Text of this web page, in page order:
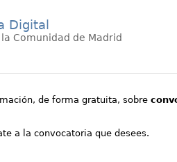
Digital
Comunidad de Madrid
de forma gratuita, sobre
a la convocatoria que desees.